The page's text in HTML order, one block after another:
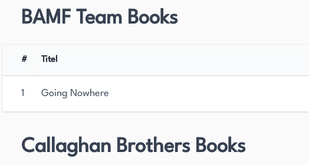
und alles dazwischen. Sie gewährleistet ihren Leserinnen und
und keine Cliffhanger. Dieses Engagement für eine
verbrachte sie 25 Jahre mit der Entwicklung von
Unternehmen. Zudem hatte sie verschiedene Teilzeitjobs,
in einem Restaurant, Regalauffüllerin für Brot und
ihr wahrscheinlich ein großes Wissen und Einblicke beschert,
und fesselnden Geschichten zum Leben erweckt.
BAMF Team Books
# Titel
1 Going Nowhere
Callaghan Brothers Books